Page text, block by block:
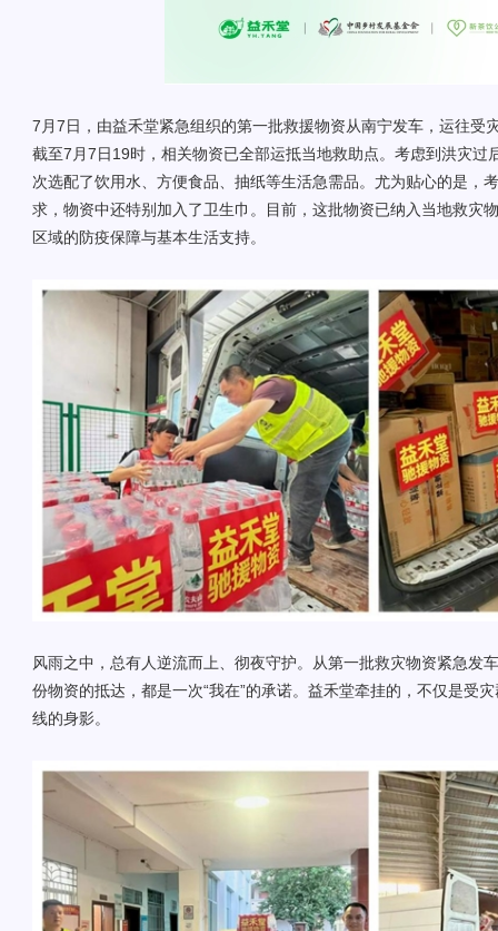
7月7日，由益禾堂紧急组织的第一批救援物资从南宁发车，运往受
截至7月7日19时，相关物资已全部运抵当地救助点。考虑到洪灾过
次选配了饮用水、方便食品、抽纸等生活急需品。尤为贴心的是，
求，物资中还特别加入了卫生巾。目前，这批物资已纳入当地救灾
区域的防疫保障与基本生活支持。
风雨之中，总有人逆流而上、彻夜守护。从第一批救灾物资紧急发
份物资的抵达，都是一次“我在”的承诺。益禾堂牵挂的，不仅是受
线的身影。